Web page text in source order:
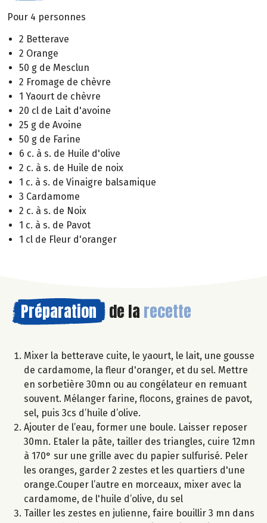
Pour 4 personnes
2 Betterave
2 Orange
50 g de Mesclun
2 Fromage de chèvre
1 Yaourt de chèvre
20 cl de Lait d'avoine
25 g de Avoine
50 g de Farine
6 c. à s. de Huile d'olive
2 c. à s. de Huile de noix
1 c. à s. de Vinaigre balsamique
3 Cardamome
2 c. à s. de Noix
1 c. à s. de Pavot
1 cl de Fleur d'oranger
Préparation de la recette
Mixer la betterave cuite, le yaourt, le lait, une gousse
de cardamome, la fleur d'oranger, et du sel. Mettre
en sorbetière 30mn ou au congélateur en remuant
souvent. Mélanger farine, flocons, graines de pavot,
sel, puis 3cs d’huile d’olive.
Ajouter de l’eau, former une boule. Laisser reposer
30mn. Etaler la pâte, tailler des triangles, cuire 12mn
à 170° sur une grille avec du papier sulfurisé. Peler
les oranges, garder 2 zestes et les quartiers d'une
orange.Couper l’autre en morceaux, mixer avec la
cardamome, de l'huile d’olive, du sel
Tailler les zestes en julienne, faire bouillir 3 mn dans